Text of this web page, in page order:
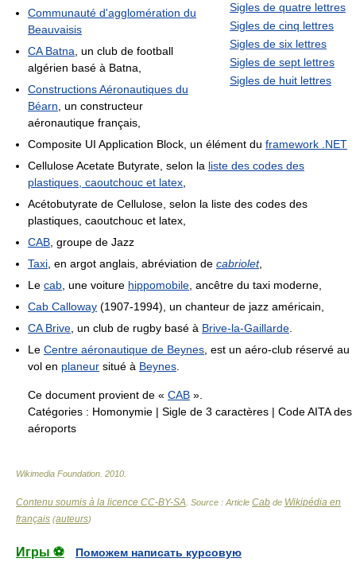
Sigles de quatre lettres
Sigles de cinq lettres
Sigles de six lettres
Sigles de sept lettres
Sigles de huit lettres
Communauté d'agglomération du
Beauvaisis
CA Batna , un club de football
algérien basé à Batna,
Constructions Aéronautiques du
Béarn , un constructeur
aéronautique français,
Composite UI Application Block, un élément du framework .NET
Cellulose Acetate Butyrate, selon la liste des codes des
plastiques, caoutchouc et latex
Acétobutyrate de Cellulose, selon la liste des codes des
plastiques, caoutchouc et latex,
CAB , groupe de Jazz
Taxi , en argot anglais, abréviation de cabriolet,
Le cab , une voiture hippomobile , ancêtre du taxi moderne,
Cab Calloway (1907-1994), un chanteur de jazz américain,
CA Brive , un club de rugby basé à Brive-la-Gaillarde
Le Centre aéronautique de Beynes , est un aéro-club réservé au
vol en planeur situé à Beynes
Ce document provient de « CAB ».
Catégories : Homonymie | Sigle de 3 caractères | Code AITA des
aéroports
Wikimedia Foundation 2010
Contenu soumis à la licence CC-BY-SA . Source : Article Cab de Wikipédia en
français (auteurs)
Игры ⚽
Поможем написать курсовую